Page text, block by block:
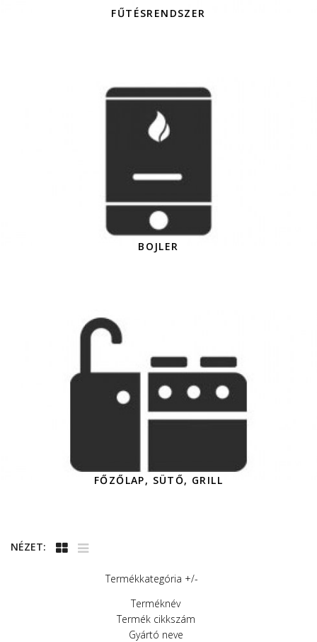
FŰTÉSRENDSZER
BOJLER
FŐZŐLAP, SÜTŐ, GRILL
NÉZET:
Termékkategória +/-
Terméknév
Termék cikkszám
Gyártó neve